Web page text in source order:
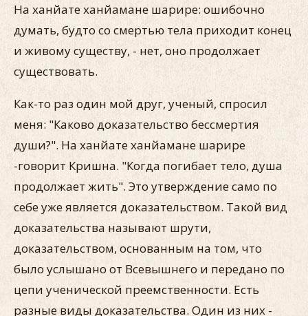
На ханйате ханйамане шарире: ошибочно
думать, будто со смертью тела приходит конец
и живому существу, - нет, оно продолжает
существовать.
Как-то раз один мой друг, ученый, спросил
меня: "Каково доказательство бессмертия
души?". На ханйате ханйамане шарире
-говорит Кришна. "Когда погибает тело, душа
продолжает жить". Это утверждение само по
себе уже является доказательством. Такой вид
доказательства называют шрути,
доказательством, основанным на том, что
было услышано от Всевышнего и передано по
цепи ученической преемственности. Есть
разные виды доказательства. Один из них -